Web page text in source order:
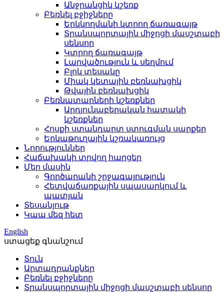
Անջրանցիկ կշեռք
Բեռնել բջիջները
Երկկողմանի կտրող ճառագայթ
Տրանսպորտային միջոցի մասշտաբի
սենսոր
Կտրող ճառագայթ
Լարվածություն և սեղմում
Բլոկ տեսակը
Միակ կետային բեռնախցիկ
Թվային բեռնախցիկ
Բեռնատարների կշեռքներ
Արդյունաբերական հատակի
կշեռքներ
Հոսքի ստանդարտ ստուգման սարքեր
Երկաթուղային կշռակառույց
Նորություններ
Հաճախակի տրվող հարցեր
Մեր մասին
Գործարանի շրջագայություն
Հետվաճառքային սպասարկում և
պատյան
Տեսանյութ
Կապ մեզ հետ
English
ստացեք գնանշում
Տուն
Արտադրանքներ
Բեռնել բջիջները
Տրանսպորտային միջոցի մասշտաբի սենսոր